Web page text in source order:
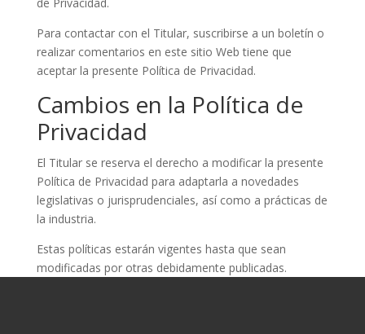
Para contactar con el Titular, suscribirse a un boletín o
realizar comentarios en este sitio Web tiene que
aceptar la presente Política de Privacidad.
Cambios en la Política de
Privacidad
El Titular se reserva el derecho a modificar la presente
Política de Privacidad para adaptarla a novedades
legislativas o jurisprudenciales, así como a prácticas de
la industria.
Estas políticas estarán vigentes hasta que sean
modificadas por otras debidamente publicadas.